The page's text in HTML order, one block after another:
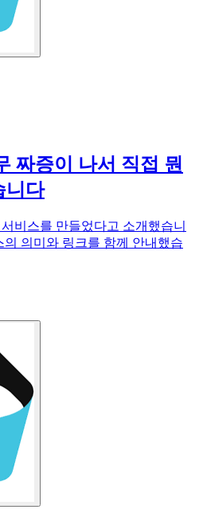
짜증이 나서 직접 뭔
니다
비스를 만들었다고 소개했습니
의미와 링크를 함께 안내했습